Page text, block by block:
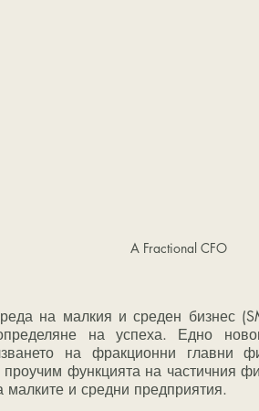
A Fractional CFO
на успеха. Едно
на фракционни главни
функцията на частичния
малките и средни предприятия.